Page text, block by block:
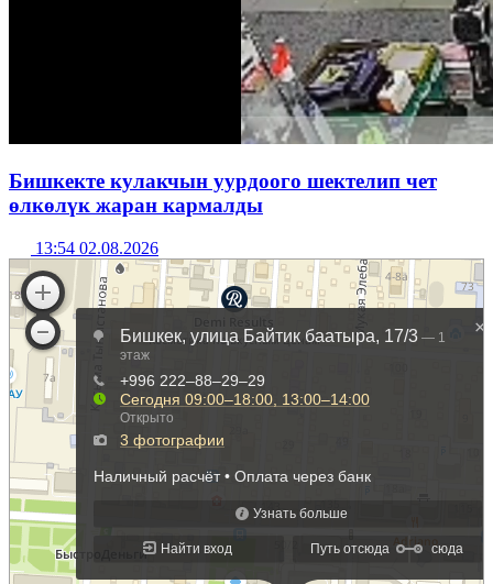
Бишкекте кулакчын уурдоого шектелип чет
өлкөлүк жаран кармалды
13:54 02.08.2026